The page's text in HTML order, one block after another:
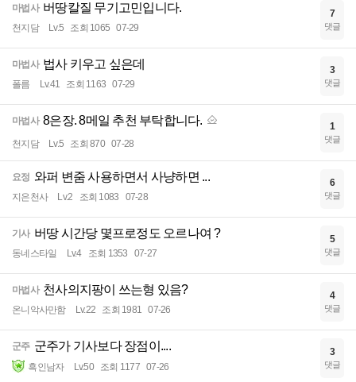
마법사 버땅칼질 무기고민입니다.
천지담 Lv.5 조회 1065 07-29
7
댓글
마법사 법사 키우고 싶은데
폴름 Lv.41 조회 1163 07-29
3
댓글
마법사 8은장. 8메일 추천 부탁합니다.
천지담 Lv.5 조회 870 07-28
1
댓글
요정 와퍼 변줌 사용하면서 사냥하면 ...
지은천사 Lv.2 조회 1083 07-28
6
댓글
기사 버땅 시간당 몇프로정도 오르나여 ?
동네스타일 Lv.4 조회 1353 07-27
5
댓글
마법사 천사의지팡이 쓰는형 있음?
온니악사만함 Lv.22 조회 1981 07-26
4
댓글
군주 군주가 기사보다 장점이....
흑인남자 Lv.50 조회 1177 07-26
3
댓글